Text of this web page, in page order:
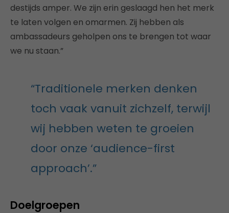
destijds amper. We zijn erin geslaagd hen het merk
te laten volgen en omarmen. Zij hebben als
ambassadeurs geholpen ons te brengen tot waar
we nu staan.”
“Traditionele merken denken
toch vaak vanuit zichzelf, terwijl
wij hebben weten te groeien
door onze ‘audience-first
approach’.”
Doelgroepen